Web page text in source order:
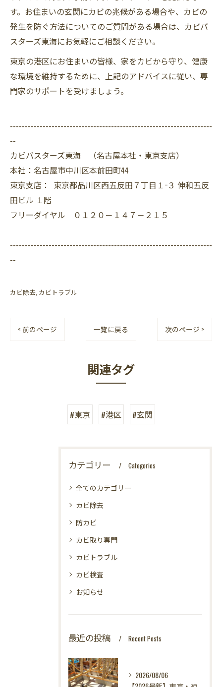
す。お住まいの玄関にカビの兆候がある場合や、カビの
発生を防ぐ方法についてのご質問がある場合は、カビバ
スターズ東海にお気軽にご相談ください。
東京の港区にお住まいの皆様、家をカビから守り、健康
な環境を維持するために、上記のアドバイスに従い、専
門家のサポートを受けましょう。
--------------------------------------------------------------------
--
カビバスターズ東海 （名古屋本社・東京支店）
本社：名古屋市中川区本前田町44
東京支店： 東京都品川区西五反田７丁目１−３ 伸和五反
田ビル １階
フリーダイヤル ０１２０－１４７－２１５
--------------------------------------------------------------------
--
カビ除去 カビトラブル
< 前のページ 一覧に戻る 次のページ >
関連タグ
#東京 #港区 #玄関
カテゴリー Categories
全てのカテゴリー
カビ除去
防カビ
カビ取り専門
カビトラブル
カビ検査
お知らせ
最近の投稿 Recent Posts
2026/08/06